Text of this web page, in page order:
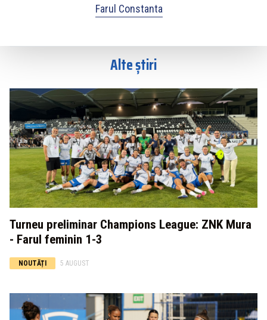
Farul Constanta
Alte știri
Turneu preliminar Champions League: ZNK Mura
- Farul feminin 1-3
NOUTĂȚI 5 AUGUST